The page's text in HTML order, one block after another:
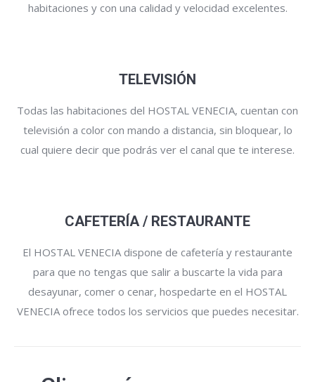
habitaciones y con una calidad y velocidad excelentes.
TELEVISIÓN
Todas las habitaciones del HOSTAL VENECIA, cuentan con
televisión a color con mando a distancia, sin bloquear, lo
cual quiere decir que podrás ver el canal que te interese.
CAFETERÍA / RESTAURANTE
El HOSTAL VENECIA dispone de cafetería y restaurante
para que no tengas que salir a buscarte la vida para
desayunar, comer o cenar, hospedarte en el HOSTAL
VENECIA ofrece todos los servicios que puedes necesitar.